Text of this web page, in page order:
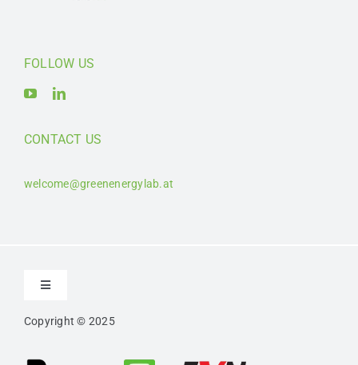
FOLLOW US
CONTACT US
welcome@greenenergylab.at
Toggle
Kontakt
Copyright © 2025